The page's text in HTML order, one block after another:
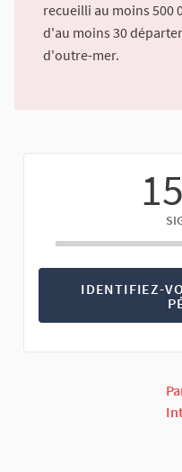
recueilli au moins 500
d'au moins 30
d'outre-mer.
15
IDENTIFIEZ-